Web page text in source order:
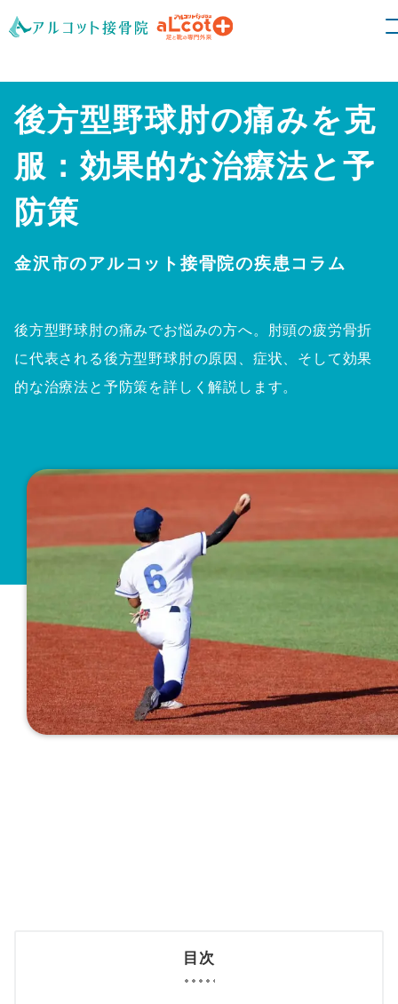
後方型野球肘の痛みを克
服：効果的な治療法と予
防策
金沢市のアルコット接骨院の疾患コラム
後方型野球肘の痛みでお悩みの方へ。肘頭の疲労骨折
に代表される後方型野球肘の原因、症状、そして効果
的な治療法と予防策を詳しく解説します。
目次